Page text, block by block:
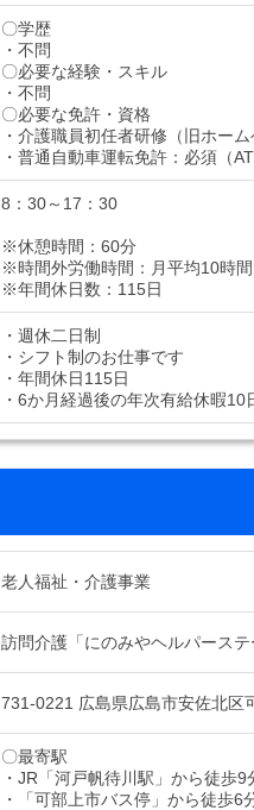
〇学歴
・不問
〇必要な経験・スキル
・不問
〇必要な免許・資格
・介護職員初任者研修（旧ホー
・普通自動車運転免許：必須（AT
8：30～17：30
※休憩時間：60分
※時間外労働時間：月平均10時間
※年間休日数：115日
・週休二日制
・シフト制のお仕事です
・年間休日115日
・6か月経過後の年次有給休暇10
老人福祉・介護事業
訪問介護「にのみやヘルパース
731-0221 広島県広島市安佐北区
〇最寄駅
・JR「河戸帆待川駅」から徒歩9
・「可部上市バス停」から徒歩6